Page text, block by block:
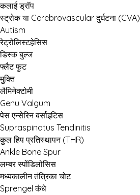
कलाई ड्रॉप
स्ट्रोक या Cerebrovascular दुर्घटना (CVA)
Autism
रेट्रोलिस्टहेसिस
डिस्क बुल्ज
फ्लैट फुट
मुक्ति
लैमिनेक्टोमी
Genu Valgum
पेस एन्सेरिन बर्साइटिस
Supraspinatus Tendinitis
कुल हिप प्रतिस्थापन (THR)
Ankle Bone Spur
लम्बर स्पोंडिलोसिस
मध्यकालीन तंत्रिका चोट
Sprengel कंधे